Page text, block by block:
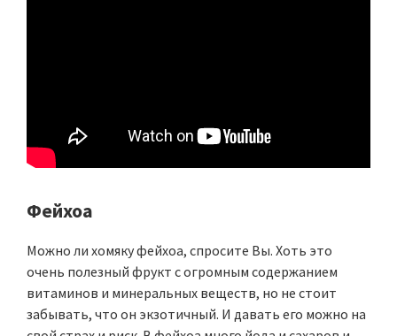
Фейхоа
Можно ли хомяку фейхоа, спросите Вы. Хоть это
очень полезный фрукт с огромным содержанием
витаминов и минеральных веществ, но не стоит
забывать, что он экзотичный. И давать его можно на